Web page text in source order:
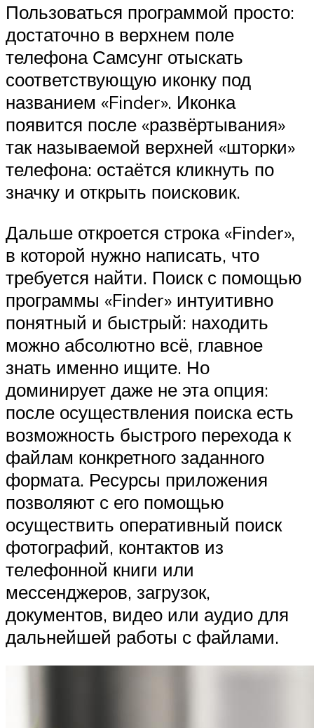
Пользоваться программой просто:
достаточно в верхнем поле
телефона Самсунг отыскать
соответствующую иконку под
названием «Finder». Иконка
появится после «развёртывания»
так называемой верхней «шторки»
телефона: остаётся кликнуть по
значку и открыть поисковик.
Дальше откроется строка «Finder»,
в которой нужно написать, что
требуется найти. Поиск с помощью
программы «Finder» интуитивно
понятный и быстрый: находить
можно абсолютно всё, главное
знать именно ищите. Но
доминирует даже не эта опция:
после осуществления поиска есть
возможность быстрого перехода к
файлам конкретного заданного
формата. Ресурсы приложения
позволяют с его помощью
осуществить оперативный поиск
фотографий, контактов из
телефонной книги или
мессенджеров, загрузок,
документов, видео или аудио для
дальнейшей работы с файлами.